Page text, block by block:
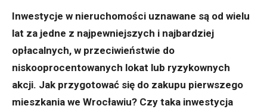
Inwestycje w nieruchomości uznawane są od wielu
lat za jedne z najpewniejszych i najbardziej
opłacalnych, w przeciwieństwie do
niskooprocentowanych lokat lub ryzykownych
akcji. Jak przygotować się do zakupu pierwszego
mieszkania we Wrocławiu? Czy taka inwestycja